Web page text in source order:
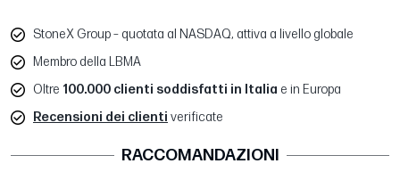
StoneX Group – quotata al NASDAQ, attiva a livello globale
Membro della LBMA
Oltre 100.000 clienti soddisfatti in Italia e in Europa
Recensioni dei clienti verificate
RACCOMANDAZIONI